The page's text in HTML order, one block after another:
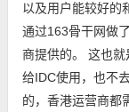
以及用户能较好的
通过163骨干网做
商提供的。 这也
给IDC使用，也不
的，香港运营商都